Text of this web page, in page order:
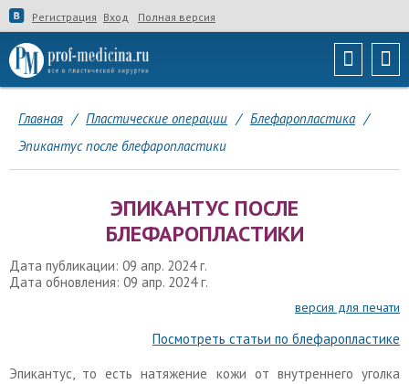
Регистрация Вход Полная версия
Главная / Пластические операции / Блефаропластика /
Эпикантус после блефаропластики
ЭПИКАНТУС ПОСЛЕ
БЛЕФАРОПЛАСТИКИ
Дата публикации: 09 апр. 2024 г.
Дата обновления: 09 апр. 2024 г.
версия для печати
Посмотреть статьи по блефаропластике
Эпикантус, то есть натяжение кожи от внутреннего уголка